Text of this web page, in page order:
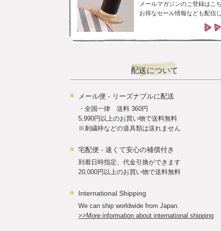
メールマガジンのご登録はこ
お得なセール情報なども配信
配送について
メール便 - リーズナブルに配送
・全国一律 送料 360円
5,990円以上のお買い物で送料無料
※刺繍枠などの道具類は送れません
宅配便 - 速くて安心の補償付き
到着日時指定、代金引換ができます
20,000円以上のお買い物で送料無料
International Shipping
We can ship worldwide from Japan.
>>More information about international shipping